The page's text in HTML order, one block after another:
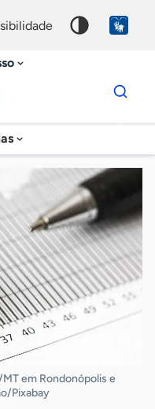
Dados
para
chave
em Rondonópolis e
Pixabay